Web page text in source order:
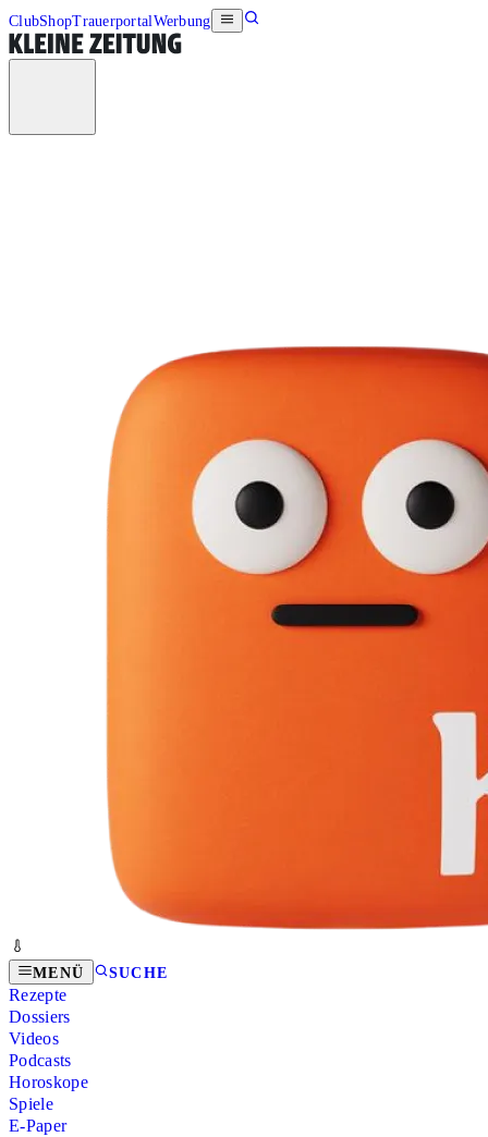
ClubShopTrauerportalWerbung
MENÜ SUCHE
Rezepte
Dossiers
Videos
Podcasts
Horoskope
Spiele
E-Paper